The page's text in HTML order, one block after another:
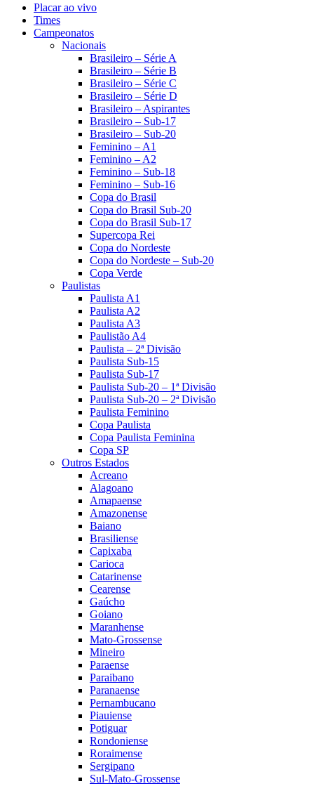
Placar ao vivo
Times
Campeonatos
Nacionais
Brasileiro – Série A
Brasileiro – Série B
Brasileiro – Série C
Brasileiro – Série D
Brasileiro – Aspirantes
Brasileiro – Sub-17
Brasileiro – Sub-20
Feminino – A1
Feminino – A2
Feminino – Sub-18
Feminino – Sub-16
Copa do Brasil
Copa do Brasil Sub-20
Copa do Brasil Sub-17
Supercopa Rei
Copa do Nordeste
Copa do Nordeste – Sub-20
Copa Verde
Paulistas
Paulista A1
Paulista A2
Paulista A3
Paulistão A4
Paulista – 2ª Divisão
Paulista Sub-15
Paulista Sub-17
Paulista Sub-20 – 1ª Divisão
Paulista Sub-20 – 2ª Divisão
Paulista Feminino
Copa Paulista
Copa Paulista Feminina
Copa SP
Outros Estados
Acreano
Alagoano
Amapaense
Amazonense
Baiano
Brasiliense
Capixaba
Carioca
Catarinense
Cearense
Gaúcho
Goiano
Maranhense
Mato-Grossense
Mineiro
Paraense
Paraibano
Paranaense
Pernambucano
Piauiense
Potiguar
Rondoniense
Roraimense
Sergipano
Sul-Mato-Grossense